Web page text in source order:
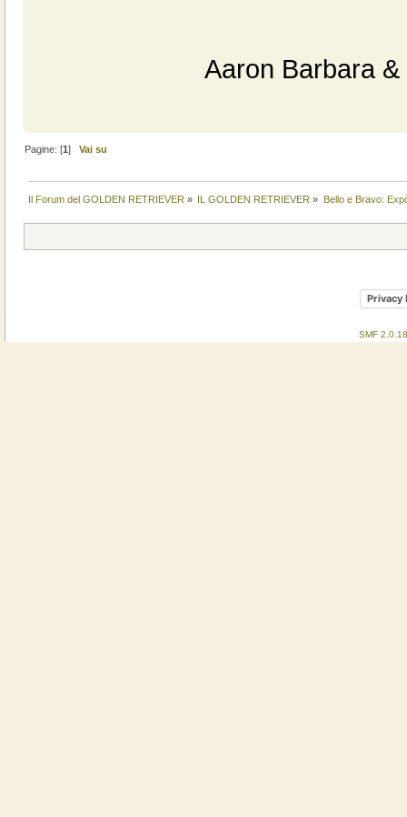
Aaron Barbara &
Pagine: [1]Vai su
Il Forum del GOLDEN RETRIEVER » IL GOLDEN RETRIEVER » Bello e Bravo:
Privacy
SMF 2.0.18